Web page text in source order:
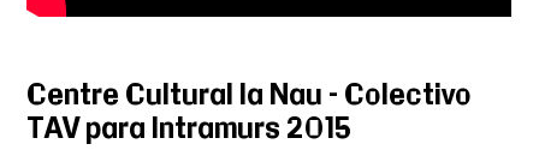
Centre Cultural la Nau – Colectivo
TAV para Intramurs 2015